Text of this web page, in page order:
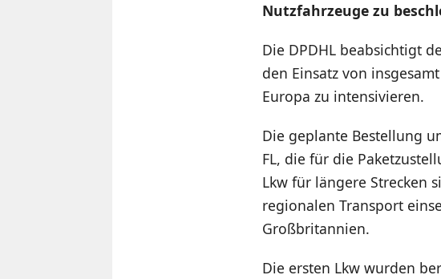
Nutzfahrzeuge zu
Die DPDHL beabsichtigt
den Einsatz von insgesamt
Europa zu intensivieren.
Die geplante Bestellung
FL, die für die
Lkw für längere Strecken
regionalen Transport
Großbritannien.
Die ersten Lkw wurden